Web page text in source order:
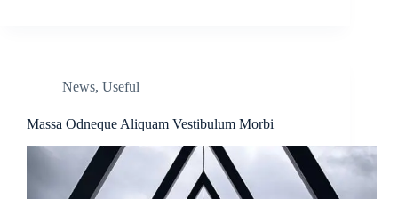
News, Useful
Massa Odneque Aliquam Vestibulum Morbi